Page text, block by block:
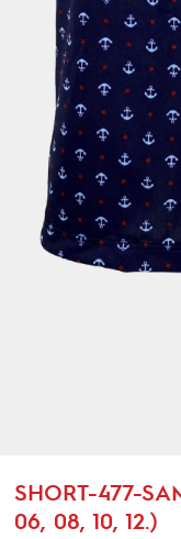
SHORT-477-
06, 08, 10, 12.)